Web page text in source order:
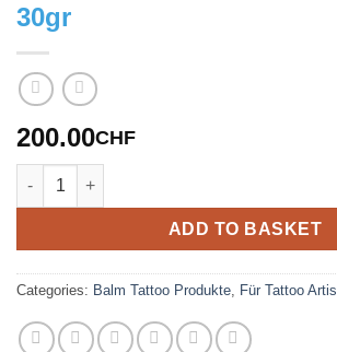
30gr
200.00CHF
Aufsteller 20Stk. Sunblock Vegan 30gr
ADD TO BASKET
Categories: Balm Tattoo Produkte Für Tattoo